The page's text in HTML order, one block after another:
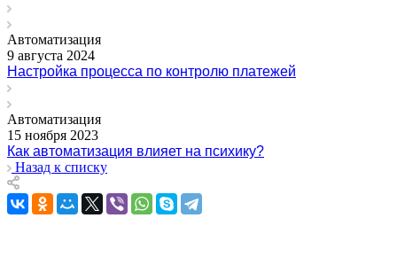
Автоматизация
9 августа 2024
Настройка процесса по контролю платежей
Автоматизация
15 ноября 2023
Как автоматизация влияет на психику?
Назад к списку